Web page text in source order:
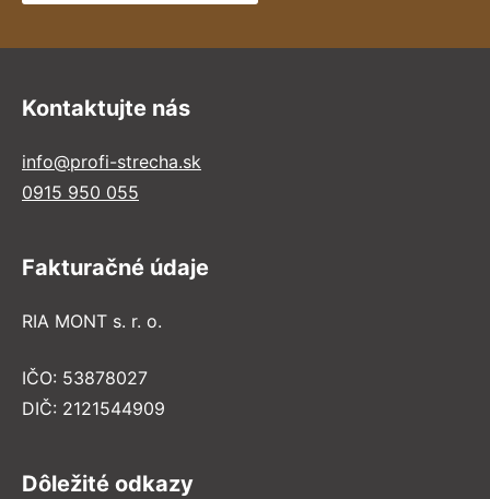
Kontaktujte nás
info@profi-strecha.sk
0915 950 055
Fakturačné údaje
RIA MONT s. r. o.
IČO: 53878027
DIČ: 2121544909
Dôležité odkazy